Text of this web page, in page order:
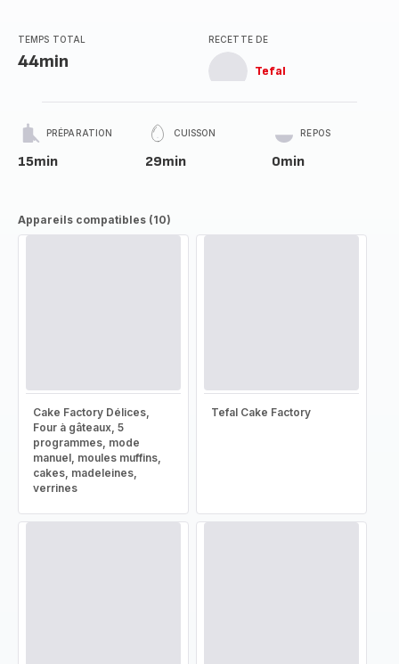
TEMPS TOTAL
44min
RECETTE DE
Tefal
PRÉPARATION
15min
CUISSON
29min
REPOS
0min
Appareils compatibles (10)
Cake Factory Délices,
Four à gâteaux, 5
programmes, mode
manuel, moules muffins,
cakes, madeleines,
verrines
Tefal Cake Factory